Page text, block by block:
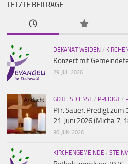
LETZTE BEITRÄGE
DEKANAT WEIDEN /
Konzert mit
29. JULI 2026
GOTTESDIENST/ PREDIGT/
Pfr. Sauer: Predigt zum
21. Juni 2026 (Micha 7,
30. JUNI 2026
KIRCHENGEMEINDE /